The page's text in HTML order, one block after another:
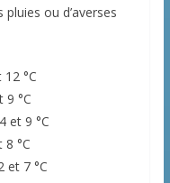
ou d’averses
°C
9 °C
et 9 °C
8 °C
et 7 °C